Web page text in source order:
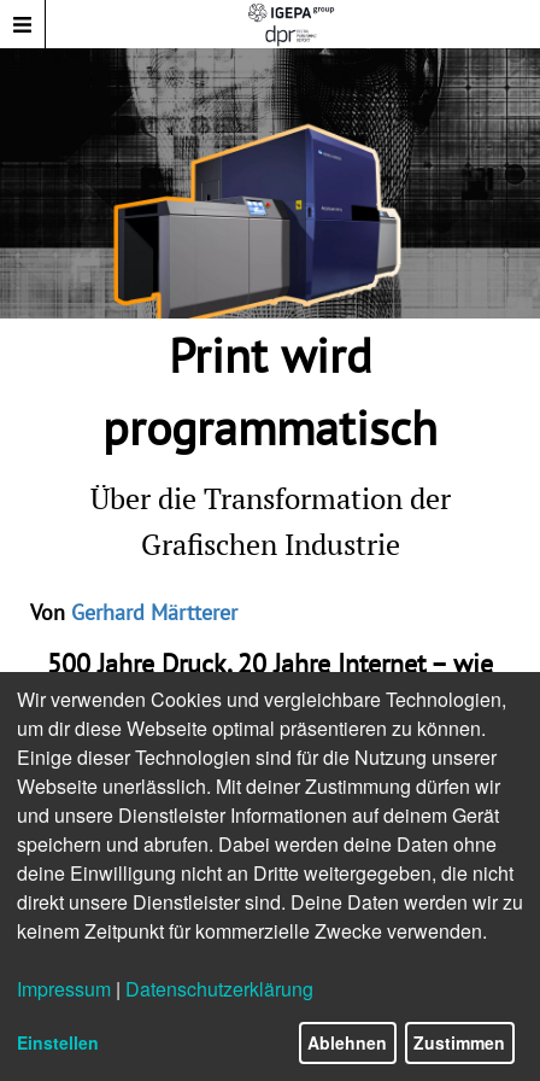
Print wird
programmatisch
Über die Transformation der
Grafischen Industrie
Von Gerhard Märtterer
500 Jahre Druck, 20 Jahre Internet – wie
wächst das zusammen?
In der Corona-Zeit sind wir von heute auf morgen
ins Home Office gewechselt, streamten Webinare,
konferierten per Telko oder Video. Die Angst vor
diesem Neuen haben wir schnell überwunden.Das
war im Vor-Corona-Zeitalter noch anders. Da
konnten viele ihre ureigensten Ängste vor dem
Neuen, ihre Neophobien noch hegen und pflegen.
Babyboomer (geboren 1948 bis 1964). Die Boomer
verteufelten vor 20 Jahren das Internet. Sie hatten
einfach Angst, dass das Web den Printmedien
Wir verwenden Cookies und vergleichbare Technologien,
um dir diese Webseite optimal präsentieren zu können.
Einige dieser Technologien sind für die Nutzung unserer
Webseite unerlässlich. Mit deiner Zustimmung dürfen wir
und unsere Dienstleister Informationen auf deinem Gerät
speichern und abrufen. Dabei werden deine Daten ohne
deine Einwilligung nicht an Dritte weitergegeben, die nicht
direkt unsere Dienstleister sind. Deine Daten werden wir zu
keinem Zeitpunkt für kommerzielle Zwecke verwenden.
Impressum | Datenschutzerklärung
Einstellen Ablehnen Zustimmen